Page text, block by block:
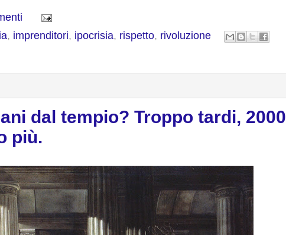
, imprenditori, ipocrisia, rispetto, rivoluzione
dal tempio? Troppo tardi, 2000
più.